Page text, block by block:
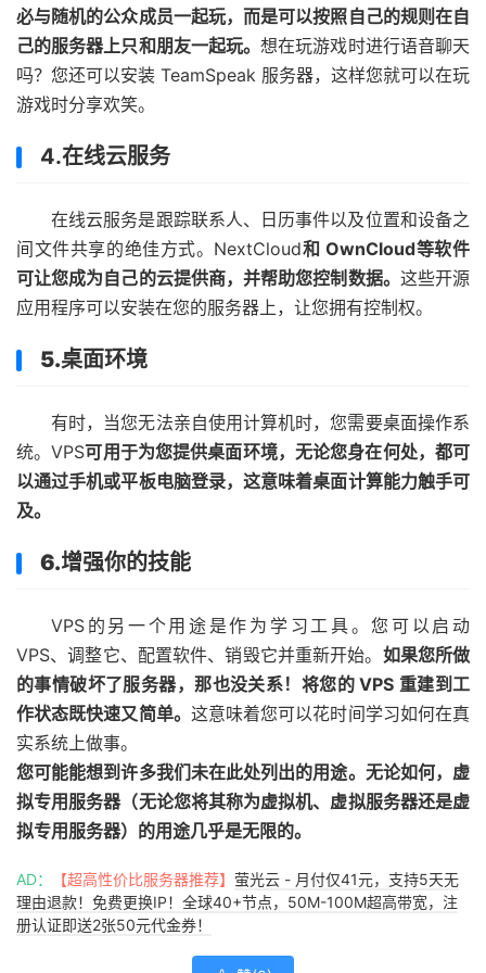
必与随机的公众成员一起玩，而是可以按照自己的规则在自
己的服务器上只和朋友一起玩。想在玩游戏时进行语音聊天
吗？您还可以安装 TeamSpeak 服务器，这样您就可以在玩
游戏时分享欢笑。
4.在线云服务
在线云服务是跟踪联系人、日历事件以及位置和设备之
间文件共享的绝佳方式。NextCloud和 OwnCloud等软件
可让您成为自己的云提供商，并帮助您控制数据。 这些开源
应用程序可以安装在您的服务器上，让您拥有控制权。
5.桌面环境
有时，当您无法亲自使用计算机时，您需要桌面操作系
统。VPS可用于为您提供桌面环境，无论您身在何处，都可
以通过手机或平板电脑登录，这意味着桌面计算能力触手可
及。
6.增强你的技能
VPS的另一个用途是作为学习工具。您可以启动
VPS、调整它、配置软件、销毁它并重新开始。 如果您所做
的事情破坏了服务器，那也没关系！将您的 VPS 重建到工
作状态既快速又简单。 这意味着您可以花时间学习如何在真
实系统上做事。
您可能能想到许多我们未在此处列出的用途。无论如何，虚
拟专用服务器（无论您将其称为虚拟机、虚拟服务器还是虚
拟专用服务器）的用途几乎是无限的。
AD： 【超高性价比服务器推荐】 萤光云 - 月付仅41元，支持5天无
理由退款！免费更换IP！全球40+节点，50M-100M超高带宽，注
册认证即送2张50元代金券！